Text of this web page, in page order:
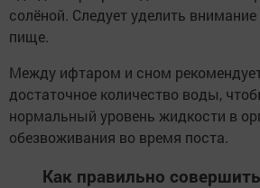
солёной. Следует уделить
пище.
Между ифтаром и сном
достаточное количество воды,
нормальный уровень жидкости в
обезвоживания во время поста.
Как правильно